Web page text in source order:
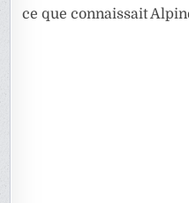
ce que connaissait